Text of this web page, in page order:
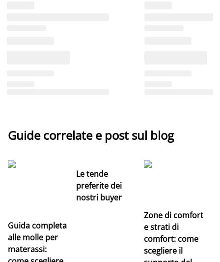
Guide correlate e post sul blog
Guida completa
alle molle per
materassi:
Le tende
preferite dei
nostri buyer
Zone di comfort
e strati di
comfort: come
scegliere il